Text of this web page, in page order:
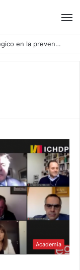
Inteligencia Artificial: Un aliado estratégico en la prevención del acoso y la violencia laboral bajo la Ley Karin
Academia